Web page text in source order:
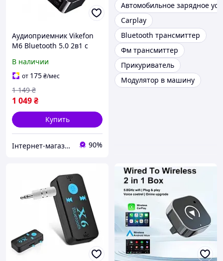
Аудиоприемник Vikefon
M6 Bluetooth 5.0 2в1 с
на TV и PC комплект 3,5
мм RCA оптика
В наличии
от 175₴/мес
1 049₴
1 149 ₴
Купить
Інтернет-магазин ALL CLOTHES 90%
Автомобильное зарядное
Carplay
Bluetooth трансмиттер
Фм трансмиттер
Прикуриватель
Модулятор в машину